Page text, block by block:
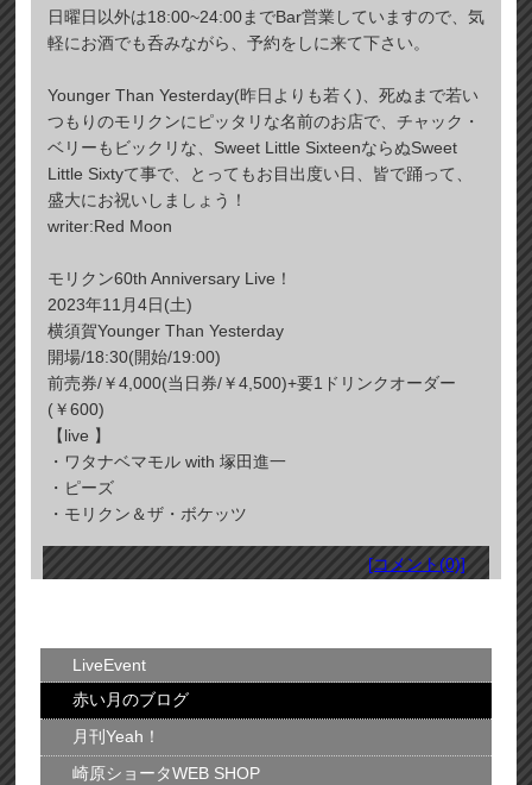
日曜日以外は18:00~24:00までBar営業していますので、気
軽にお酒でも呑みながら、予約をしに来て下さい。
Younger Than Yesterday(昨日よりも若く)、死ぬまで若い
つもりのモリクンにピッタリな名前のお店で、チャック・
ベリーもビックリな、Sweet Little SixteenならぬSweet
Little Sixtyて事で、とってもお目出度い日、皆で踊って、
盛大にお祝いしましょう！
writer:Red Moon
モリクン60th Anniversary Live！
2023年11月4日(土)
横須賀Younger Than Yesterday
開場/18:30(開始/19:00)
前売券/￥4,000(当日券/￥4,500)+要1ドリンクオーダー
(￥600)
【live 】
・ワタナベマモル with 塚田進一
・ピーズ
・モリクン＆ザ・ボケッツ
[コメント(0)]
LiveEvent
赤い月のブログ
月刊Yeah！
崎原ショータWEB SHOP